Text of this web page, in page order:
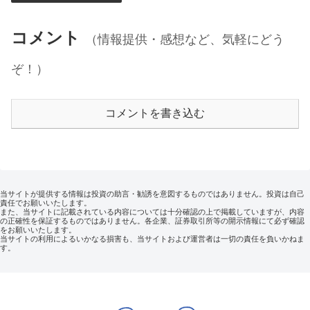
コメント
（情報提供・感想など、気軽にどう
ぞ！）
コメントを書き込む
当サイトが提供する情報は投資の助言・勧誘を意図するものではありません。投資は自己
責任でお願いいたします。
また、当サイトに記載されている内容については十分確認の上で掲載していますが、内容
の正確性を保証するものではありません。各企業、証券取引所等の開示情報にて必ず確認
をお願いいたします。
当サイトの利用によるいかなる損害も、当サイトおよび運営者は一切の責任を負いかねま
す。